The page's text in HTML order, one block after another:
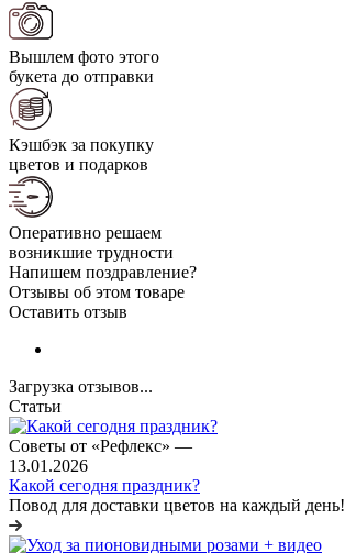
Вышлем фото этого
букета до отправки
Кэшбэк за покупку
цветов и подарков
Оперативно решаем
возникшие трудности
Напишем поздравление?
Отзывы об этом товаре
Оставить отзыв
Загрузка отзывов...
Статьи
Советы от «Рефлекс» —
13.01.2026
Какой сегодня праздник?
Повод для доставки цветов на каждый день!